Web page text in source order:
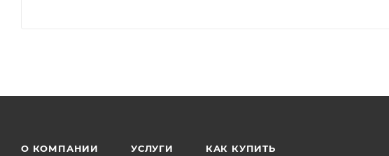
О КОМПАНИИ УСЛУГИ КАК КУПИТЬ